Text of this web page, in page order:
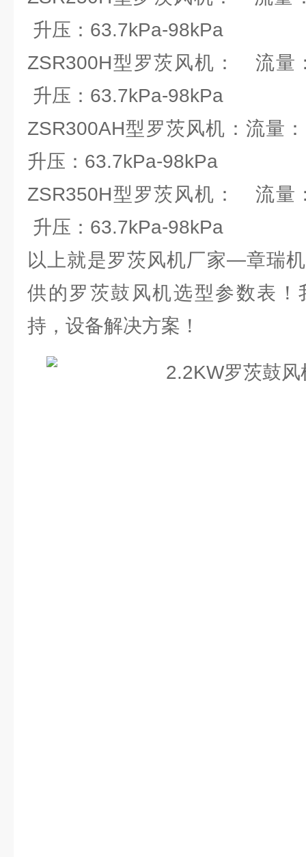
升压：63.7kPa-98kPa
ZSR300H型罗茨风机： 流量
升压：63.7kPa-98kPa
ZSR300AH型罗茨风机：流量
升压：63.7kPa-98kPa
ZSR350H型罗茨风机： 流量
升压：63.7kPa-98kPa
以上就是罗茨风机厂家—章瑞
供的罗茨鼓风机选型参数表！
持，设备解决方案！